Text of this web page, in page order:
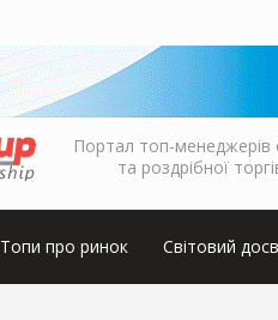
Портал топ-менеджерів
та роздрібної
Топи про ринок Світовий